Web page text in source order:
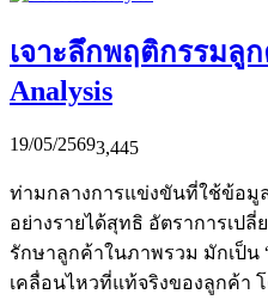
เจาะลึกพฤติกรรมลู
Analysis
19/05/25693,445
ท่ามกลางการแข่งขันที่ใช้ข้อมู
อย่างรายได้สุทธิ อัตราการเปลี่
รักษาลูกค้าในภาพรวม มักเป็น
เคลื่อนไหวที่แท้จริงของลูกค้า